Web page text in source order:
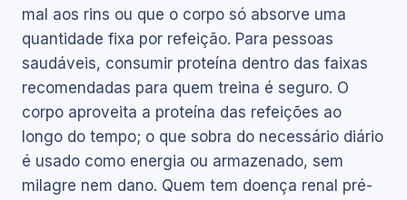
mal aos rins ou que o corpo só absorve uma
quantidade fixa por refeição. Para pessoas
saudáveis, consumir proteína dentro das faixas
recomendadas para quem treina é seguro. O
corpo aproveita a proteína das refeições ao
longo do tempo; o que sobra do necessário diário
é usado como energia ou armazenado, sem
milagre nem dano. Quem tem doença renal pré-